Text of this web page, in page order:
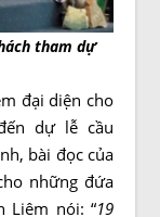
tham dự
đại diện cho
dự lễ cầu
bài đọc của
những đứa
Liêm nói: “19